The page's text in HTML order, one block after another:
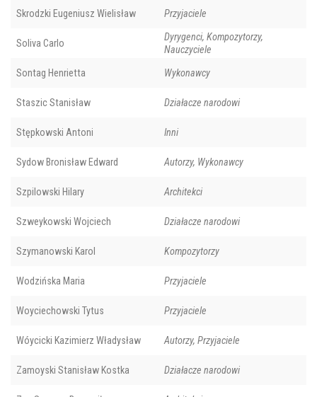
Skrodzki Eugeniusz Wielisław Przyjaciele
Soliva Carlo
Dyrygenci, Kompozytorzy,
Nauczyciele
Sontag Henrietta Wykonawcy
Staszic Stanisław Działacze narodowi
Stępkowski Antoni Inni
Sydow Bronisław Edward Autorzy, Wykonawcy
Szpilowski Hilary Architekci
Szweykowski Wojciech Działacze narodowi
Szymanowski Karol Kompozytorzy
Wodzińska Maria Przyjaciele
Woyciechowski Tytus Przyjaciele
Wóycicki Kazimierz Władysław Autorzy, Przyjaciele
Zamoyski Stanisław Kostka Działacze narodowi